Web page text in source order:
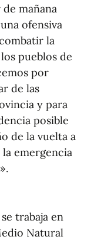
mañana
ofensiva
la
pueblos de
por
de las
y para
posible
de la vuelta a
emergencia
trabaja en
Natural